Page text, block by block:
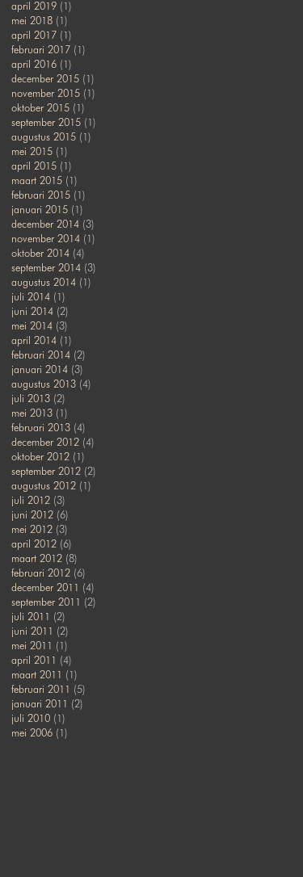
april 2019(1)
mei 2018(1)
april 2017(1)
februari 2017(1)
april 2016(1)
december 2015(1)
november 2015(1)
oktober 2015(1)
september 2015(1)
augustus 2015(1)
mei 2015(1)
april 2015(1)
maart 2015(1)
februari 2015(1)
januari 2015(1)
december 2014(3)
november 2014(1)
oktober 2014(4)
september 2014(3)
augustus 2014(1)
juli 2014(1)
juni 2014(2)
mei 2014(3)
april 2014(1)
februari 2014(2)
januari 2014(3)
augustus 2013(4)
juli 2013(2)
mei 2013(1)
februari 2013(4)
december 2012(4)
oktober 2012(1)
september 2012(2)
augustus 2012(1)
juli 2012(3)
juni 2012(6)
mei 2012(3)
april 2012(6)
maart 2012(8)
februari 2012(6)
december 2011 (4)
september 2011 (2)
juli 2011 (2)
juni 2011 (2)
mei 2011 (1)
april 2011 (4)
maart 2011 (1)
februari 2011 (5)
januari 2011 (2)
juli 2010(1)
mei 2006(1)